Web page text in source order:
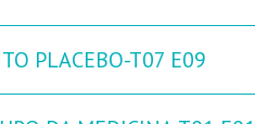
PLACEBO-T07 E09